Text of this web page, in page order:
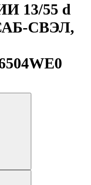
13/55 d
СВЭЛ,